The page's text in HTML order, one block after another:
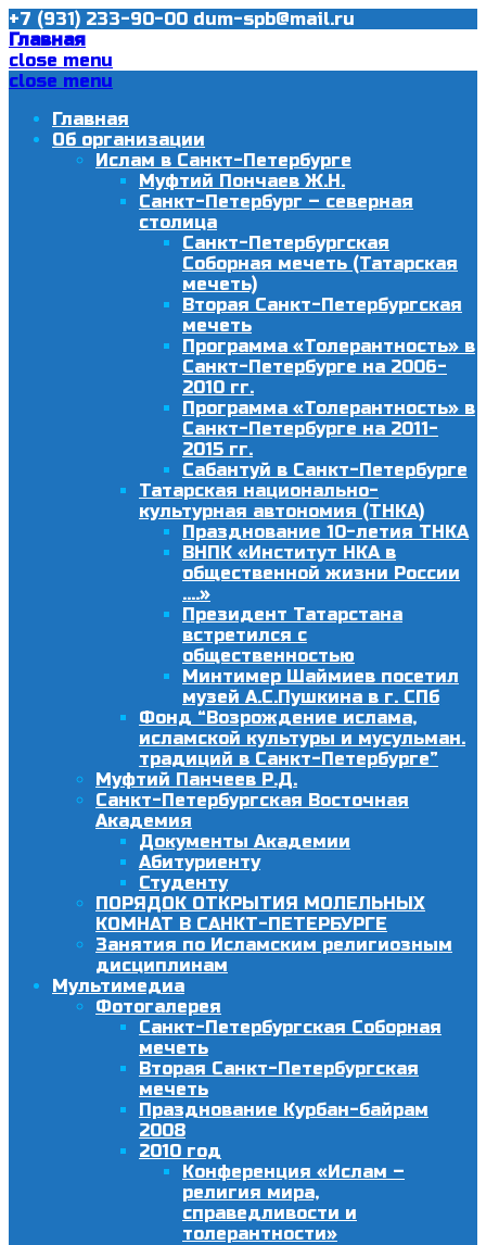
+7 (931) 233-90-00 dum-spb@mail.ru
Главная
close menu
close menu
Главная
Об организации
Ислам в Санкт-Петербурге
Муфтий Пончаев Ж.Н.
Санкт-Петербург – северная
столица
Санкт-Петербургская
Соборная мечеть (Татарская
мечеть)
Вторая Санкт-Петербургская
мечеть
Программа «Толерантность» в
Санкт-Петербурге на 2006-
2010 гг.
Программа «Толерантность» в
Санкт-Петербурге на 2011-
2015 гг.
Сабантуй в Санкт-Петербурге
Татарская национально-
культурная автономия (ТНКА)
Празднование 10-летия ТНКА
ВНПК «Институт НКА в
общественной жизни России
….»
Президент Татарстана
встретился с
общественностью
Минтимер Шаймиев посетил
музей А.С.Пушкина в г. СПб
Фонд “Возрождение ислама,
исламской культуры и мусульман.
традиций в Санкт-Петербурге”
Муфтий Панчеев Р.Д.
Санкт-Петербургская Восточная
Академия
Документы Академии
Абитуриенту
Студенту
ПОРЯДОК ОТКРЫТИЯ МОЛЕЛЬНЫХ
КОМНАТ В САНКТ-ПЕТЕРБУРГЕ
Занятия по Исламским религиозным
дисциплинам
Мультимедиа
Фотогалерея
Санкт-Петербургская Соборная
мечеть
Вторая Санкт-Петербургская
мечеть
Празднование Курбан-байрам
2008
2010 год
Конференция «Ислам –
религия мира,
справедливости и
толерантности»